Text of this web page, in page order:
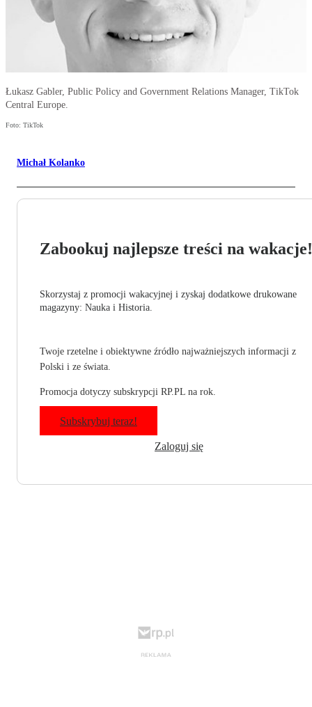
Łukasz Gabler, Public Policy and Government Relations Manager, TikTok
Central Europe.
Foto: TikTok
Michał Kolanko
Zabookuj najlepsze treści na wakacje!
Skorzystaj z promocji wakacyjnej i zyskaj dodatkowe drukowane
magazyny: Nauka i Historia.
Twoje rzetelne i obiektywne źródło najważniejszych informacji z
Polski i ze świata.
Promocja dotyczy subskrypcji RP.PL na rok.
Subskrybuj teraz!
Zaloguj się